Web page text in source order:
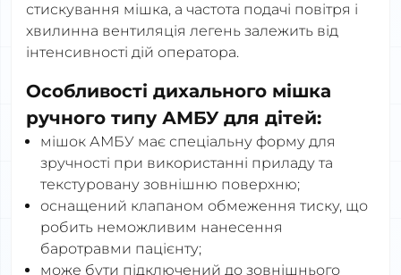
стискування мішка, а частота подачі повітря і
хвилинна вентиляція легень залежить від
інтенсивності дій оператора.
Особливості дихального мішка
ручного типу АМБУ для дітей:
мішок АМБУ має спеціальну форму для
зручності при використанні приладу та
текстуровану зовнішню поверхню;
оснащений клапаном обмеження тиску, що
робить неможливим нанесення
баротравми пацієнту;
може бути підключений до зовнішнього